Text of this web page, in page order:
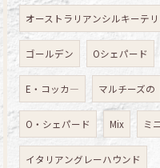
オーストラリアンシルキーテ
ゴールデン Oシェパード
E・コッカ― マルチーズの
O・シェパード Mix ミ
イタリアングレーハウンド